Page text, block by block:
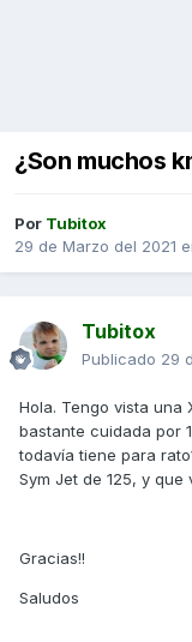
¿Son muchos
Por Tubitox
29 de Marzo del 2021
Tubitox
Publicado 29
Hola. Tengo vista una
bastante cuidada por
todavía tiene para
Sym Jet de 125, y
Gracias!!
Saludos